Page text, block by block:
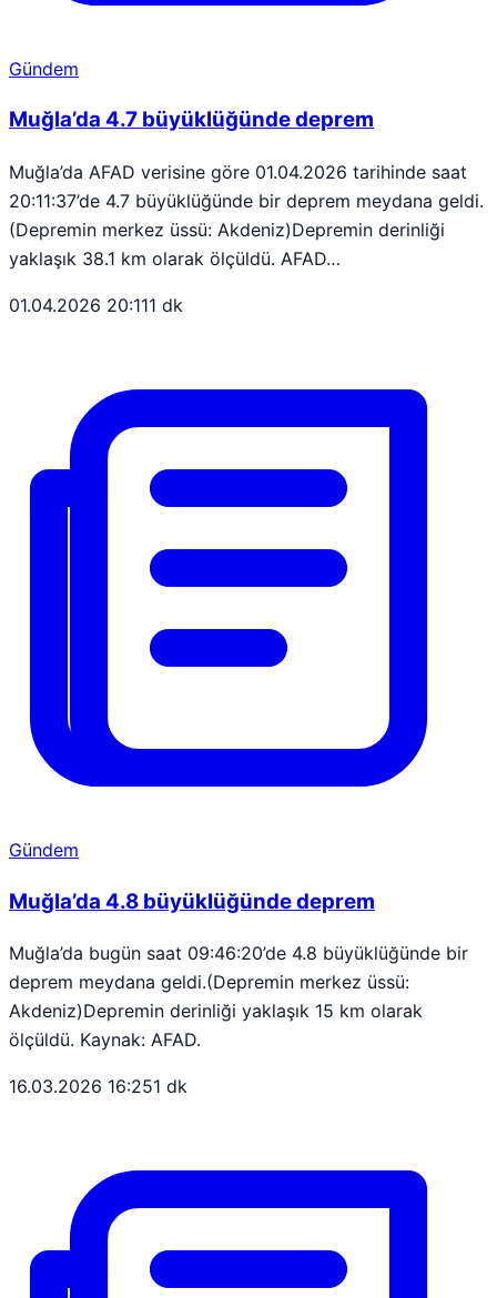
Gündem
Muğla’da 4.7 büyüklüğünde deprem
Muğla’da AFAD verisine göre 01.04.2026 tarihinde saat
20:11:37’de 4.7 büyüklüğünde bir deprem meydana geldi.
(Depremin merkez üssü: Akdeniz)Depremin derinliği
yaklaşık 38.1 km olarak ölçüldü. AFAD…
01.04.2026 20:111 dk
Gündem
Muğla’da 4.8 büyüklüğünde deprem
Muğla’da bugün saat 09:46:20’de 4.8 büyüklüğünde bir
deprem meydana geldi.(Depremin merkez üssü:
Akdeniz)Depremin derinliği yaklaşık 15 km olarak
ölçüldü. Kaynak: AFAD.
16.03.2026 16:251 dk